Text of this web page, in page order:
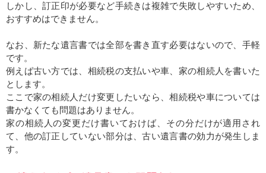
しかし、訂正印が必要など手続きは複雑で失敗しやすいため、
おすすめはできません。
なお、新たな遺言書では全部を書き直す必要はないので、手軽
です。
例えば古い方では、相続税の支払いや車、家の相続人を書いた
とします。
ここで家の相続人だけ変更したいなら、相続税や車については
書かなくても問題はありません。
家の相続人の変更だけ書いておけば、その分だけが適用され
て、他の訂正していない部分は、古い遺言書の効力が発生しま
す。